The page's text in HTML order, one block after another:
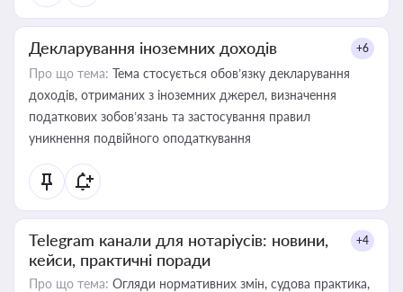
Декларування іноземних доходів +6
Про що тема: Тема стосується обов’язку декларування
доходів, отриманих з іноземних джерел, визначення
податкових зобов’язань та застосування правил
уникнення подвійного оподаткування
Telegram канали для нотаріусів: новини,
кейси, практичні поради
+4
Про що тема: Огляди нормативних змін, судова практика,